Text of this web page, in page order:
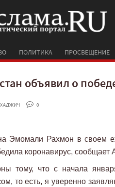
ПОЛИТИКА ПРОСВЕЩЕНИЕ
объявил о
ХАДЖИЧ 0
Эмомали Рахмон в своем
коронавирус, сообщает
тому, что с начала
то есть, я уверенно